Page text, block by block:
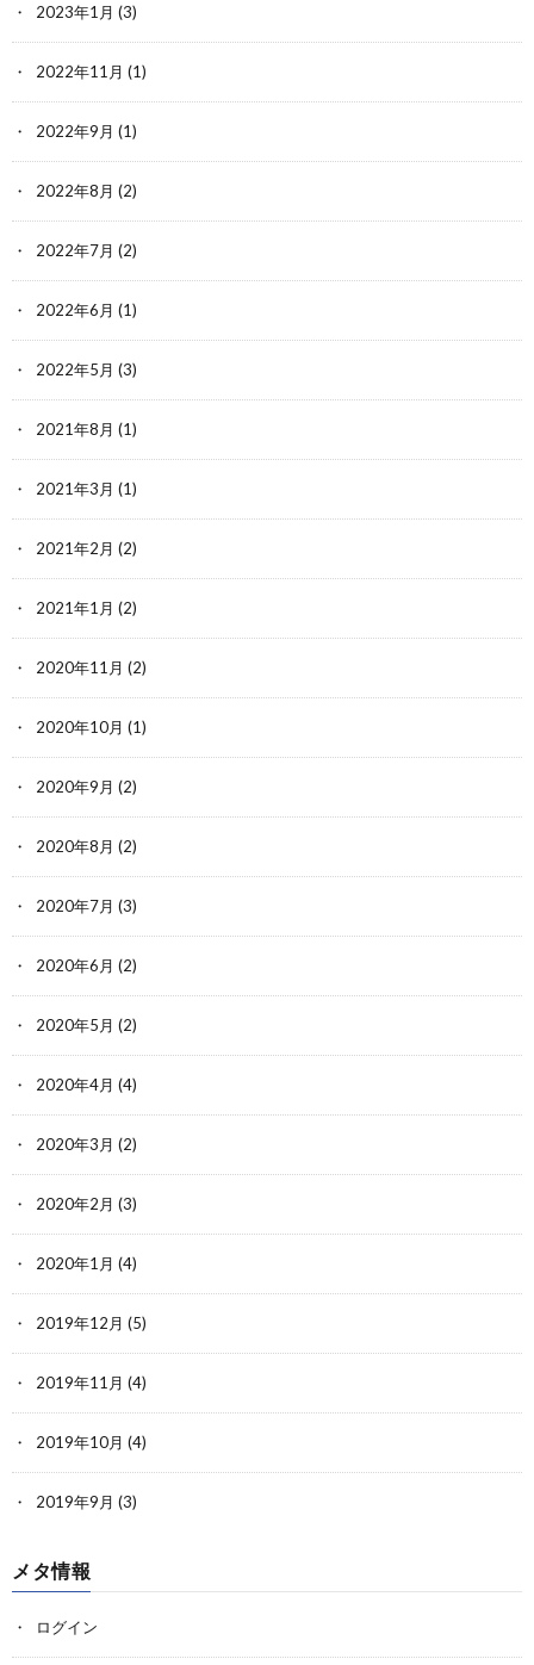
2023年1月 (3)
2022年11月 (1)
2022年9月 (1)
2022年8月 (2)
2022年7月 (2)
2022年6月 (1)
2022年5月 (3)
2021年8月 (1)
2021年3月 (1)
2021年2月 (2)
2021年1月 (2)
2020年11月 (2)
2020年10月 (1)
2020年9月 (2)
2020年8月 (2)
2020年7月 (3)
2020年6月 (2)
2020年5月 (2)
2020年4月 (4)
2020年3月 (2)
2020年2月 (3)
2020年1月 (4)
2019年12月 (5)
2019年11月 (4)
2019年10月 (4)
2019年9月 (3)
メタ情報
ログイン